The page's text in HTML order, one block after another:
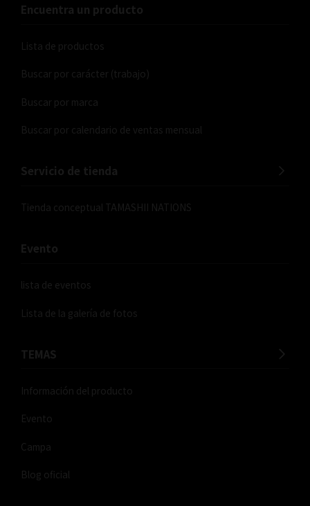
Encuentra un producto
Lista de productos
Buscar por carácter (trabajo)
Buscar por marca
Buscar por calendario de ventas mensual
Servicio de tienda
Tienda conceptual TAMASHII NATIONS
Evento
lista de eventos
Lista de la galería de fotos
TEMAS
Información del producto
Evento
Campa
Blog oficial